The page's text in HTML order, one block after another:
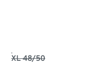
XL 48/50